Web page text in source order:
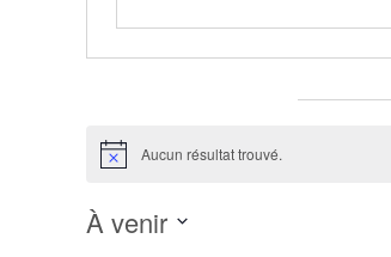
Notice Aucun résultat trouvé.
À venir